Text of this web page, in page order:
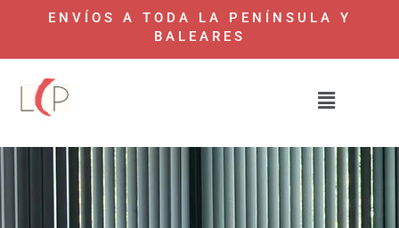
ENVÍOS A TODA LA PENÍNSULA Y
BALEARES